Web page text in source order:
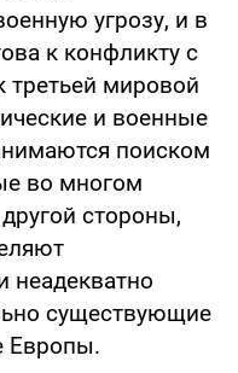
угрозу, и в
к конфликту с
мировой
и военные
поиском
во многом
стороны,
неадекватно
существующие
Европы.